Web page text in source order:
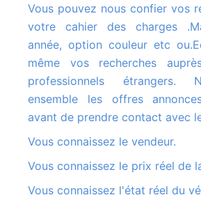
Vous pouvez nous confier vos recherches selon
votre cahier des charges
année, option couleur etc
même vos recherches
professionnels étrangers.
ensemble les offres
avant de prendre contact avec
Vous connaissez le vendeur.
Vous connaissez le prix réel de
Vous connaissez l'état réel du